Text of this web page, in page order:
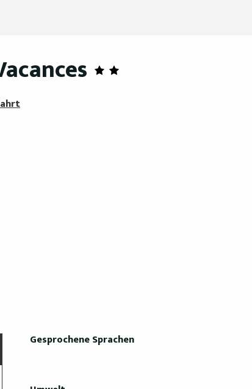
Gesprochene Sprachen
Gesprochene Sprachen